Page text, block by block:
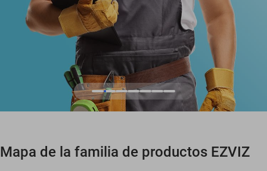
Mapa de la familia de productos EZVIZ